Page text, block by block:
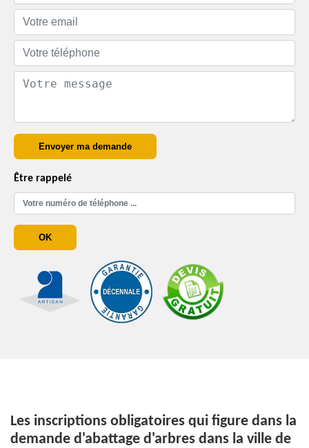
Être rappelé
Les inscriptions obligatoires qui figure dans la
demande d'abattage d'arbres dans la ville de